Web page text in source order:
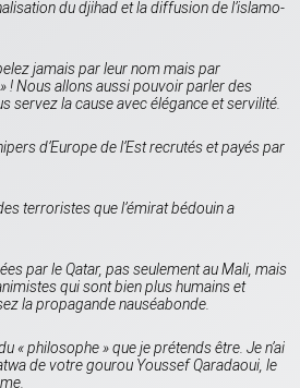
du djihad et la diffusion de l’islamo-
jamais par leur nom mais par
» ! Nous allons aussi pouvoir parler des
servez la cause avec élégance et servilité.
d’Europe de l’Est recrutés et payés par
terroristes que l’émirat bédouin a
par le Qatar, pas seulement au Mali, mais
qui sont bien plus humains et
la propagande nauséabonde.
philosophe » que je prétends être. Je n’ai
de votre gourou Youssef Qaradaoui, le